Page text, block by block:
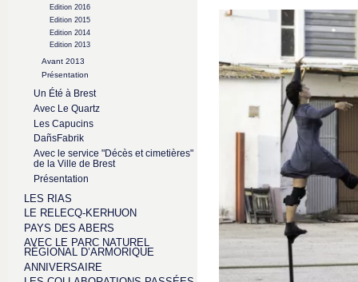
Edition 2016
Edition 2015
Edition 2014
Edition 2013
Avant 2013
Présentation
Un Été à Brest
Avec Le Quartz
Les Capucins
DañsFabrik
Avec le service "Décès et cimetières"
de la Ville de Brest
Présentation
LES RIAS
LE RELECQ-KERHUON
PAYS DES ABERS
AVEC LE PARC NATUREL
RÉGIONAL D’ARMORIQUE
ANNIVERSAIRE